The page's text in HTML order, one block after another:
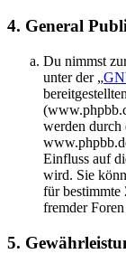
4. General
Du nimmst
unter der „
werden durch
Einfluss auf
wird. Sie
für bestimmte
fremder
5.